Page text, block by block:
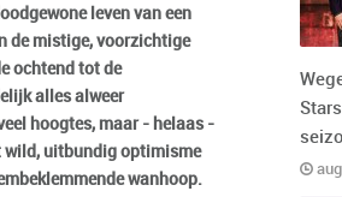
leven van een
de mistige, voorzichtige
ochtend tot de
alles alweer
hoogtes, maar - helaas -
wild, uitbundig optimisme
wanhoop.